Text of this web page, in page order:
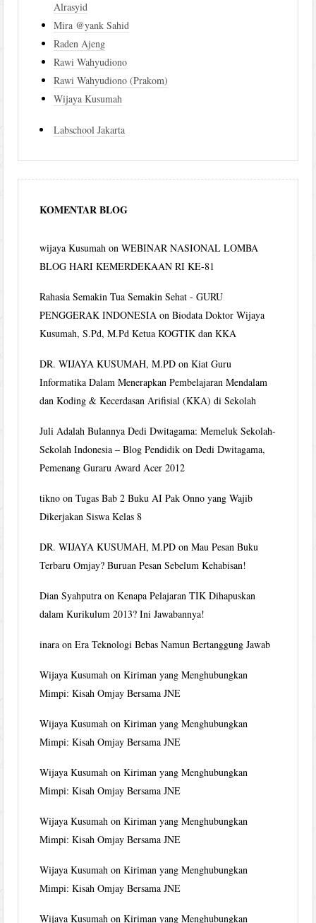
Alrasyid
Mira @yank Sahid
Raden Ajeng
Rawi Wahyudiono
Rawi Wahyudiono (Prakom)
Wijaya Kusumah
Labschool Jakarta
KOMENTAR BLOG
wijaya Kusumah onWEBINAR NASIONAL LOMBA
BLOG HARI KEMERDEKAAN RI KE-81
Rahasia Semakin Tua Semakin Sehat - GURU
PENGGERAK INDONESIA onBiodata Doktor Wijaya
Kusumah, S.Pd, M.Pd Ketua KOGTIK dan KKA
DR. WIJAYA KUSUMAH, M.PD onKiat Guru
Informatika Dalam Menerapkan Pembelajaran Mendalam
dan Koding & Kecerdasan Arifisial (KKA) di Sekolah
Juli Adalah Bulannya Dedi Dwitagama: Memeluk Sekolah-
Sekolah Indonesia – Blog Pendidik onDedi Dwitagama,
Pemenang Guraru Award Acer 2012
tikno onTugas Bab 2 Buku AI Pak Onno yang Wajib
Dikerjakan Siswa Kelas 8
DR. WIJAYA KUSUMAH, M.PD onMau Pesan Buku
Terbaru Omjay? Buruan Pesan Sebelum Kehabisan!
Dian Syahputra onKenapa Pelajaran TIK Dihapuskan
dalam Kurikulum 2013? Ini Jawabannya!
inara onEra Teknologi Bebas Namun Bertanggung Jawab
Wijaya Kusumah onKiriman yang Menghubungkan
Mimpi: Kisah Omjay Bersama JNE
Wijaya Kusumah onKiriman yang Menghubungkan
Mimpi: Kisah Omjay Bersama JNE
Wijaya Kusumah onKiriman yang Menghubungkan
Mimpi: Kisah Omjay Bersama JNE
Wijaya Kusumah onKiriman yang Menghubungkan
Mimpi: Kisah Omjay Bersama JNE
Wijaya Kusumah onKiriman yang Menghubungkan
Mimpi: Kisah Omjay Bersama JNE
Wijaya Kusumah onKiriman yang Menghubungkan